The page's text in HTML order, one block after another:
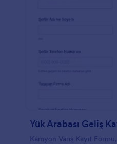
Yük Arabası Geliş
Kamyon Varış Kayıt